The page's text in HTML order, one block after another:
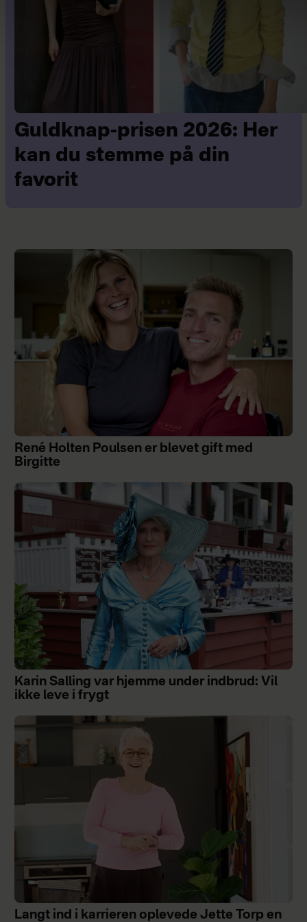
Guldknap-prisen 2026: Her
kan du stemme på din
favorit
René Holten Poulsen er blevet gift med
Birgitte
Karin Salling var hjemme under indbrud: Vil
ikke leve i frygt
Langt ind i karrieren oplevede Jette Torp en